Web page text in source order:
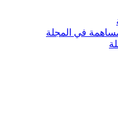
في المجلة